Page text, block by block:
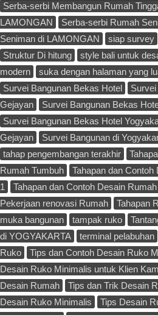
Serba-serbi Membangun Rumah
LAMONGAN
Serba-serbi Rumah
Seniman di LAMONGAN
siap survey
Struktur Di hitung
style bali untuk
modern
suka dengan halaman yang
Survei Bangunan Bekas Hotel
Gejayan
Survei Bangunan Bekas
Survei Bangunan Bekas Hotel
Gejayan
Survei Bangunan di
tahap pengembangan terakhir
Rumah Tumbuh
Tahapan dan
1
Tahapan dan Contoh Desain
Pekerjaan renovasi Rumah
Tahapan
muka bangunan
tampak ruko
di YOGYAKARTA
terminal pelabuhan
Ruko
Tips dan Contoh Desain Ruko
Desain Ruko Minimalis untuk Klien
Desain Rumah
Tips dan Trik Desain
Desain Ruko Minimalis
Tips Desain